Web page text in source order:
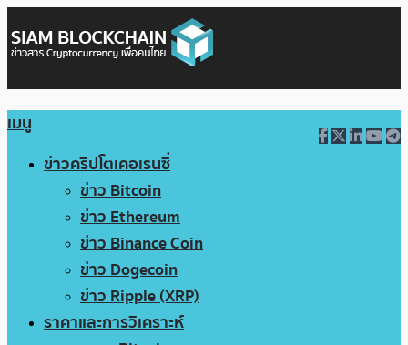
เมนู
ข่าวคริปโตเคอเรนซี่
ข่าว Bitcoin
ข่าว Ethereum
ข่าว Binance Coin
ข่าว Dogecoin
ข่าว Ripple (XRP)
ราคาและการวิเคราะห์